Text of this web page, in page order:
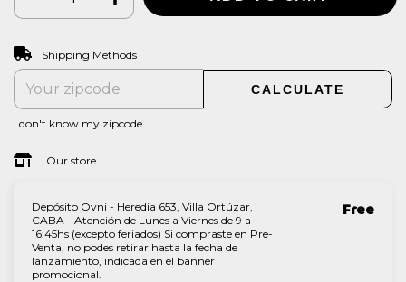
Shipping for zipcode:
Shipping Methods
CALCULATE
I don't know my zipcode
Our store
Depósito Ovni - Heredia 653, Villa Ortúzar,
CABA - Atención de Lunes a Viernes de 9 a
16:45hs (excepto feriados) Si compraste en Pre-
Venta, no podes retirar hasta la fecha de
lanzamiento, indicada en el banner
promocional.
Free